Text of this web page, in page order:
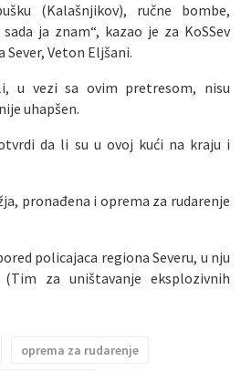
(Kalašnjikov), ručne bombe,
ja znam“, kazao je za KoSSev
Veton Eljšani.
u vezi sa ovim pretresom, nisu
uhapšen.
da li su u ovoj kući na kraju i
pronađena i oprema za rudarenje
policajaca regiona Severu, u nju
za uništavanje eksplozivnih
oprema za rudarenje